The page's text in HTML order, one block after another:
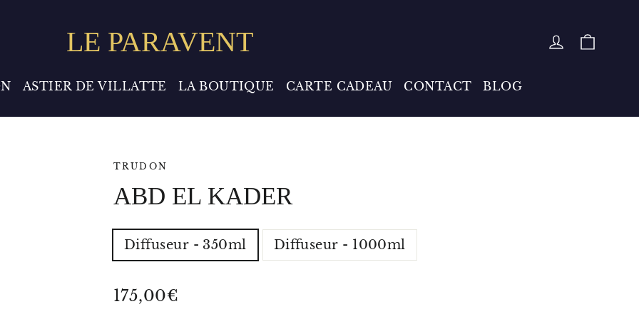
LE PARAVENT SE
ASTIER DE VILLATTE LA BOUTIQUE CARTE CADEAU CONTACT BLOG
TRUDON
ABD EL KADER
VOLUME
POIDS
Diffuseur - 350ml Diffuseur - 1000ml
Prix
175,00€